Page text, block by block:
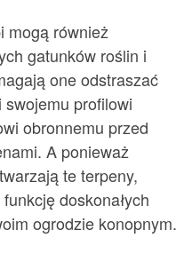
mogą również
gatunków roślin i
one odstraszać
profilowi
obronnemu przed
A ponieważ
te terpeny,
doskonałych
ogrodzie konopnym.